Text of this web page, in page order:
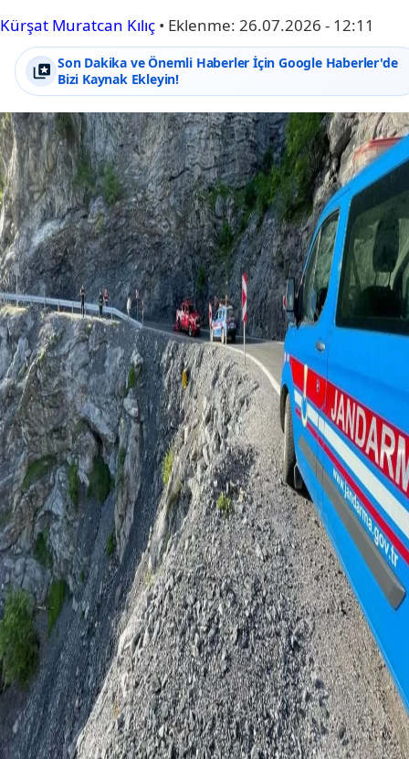
Kürşat Muratcan Kılıç • Eklenme: 26.07.2026 - 12:11
Son Dakika ve Önemli Haberler İçin Google Haberler'de
Bizi Kaynak Ekleyin!